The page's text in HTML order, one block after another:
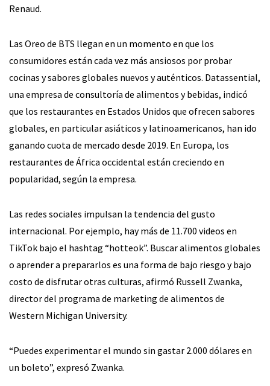
Renaud.
Las Oreo de BTS llegan en un momento en que los
consumidores están cada vez más ansiosos por probar
cocinas y sabores globales nuevos y auténticos. Datassential,
una empresa de consultoría de alimentos y bebidas, indicó
que los restaurantes en Estados Unidos que ofrecen sabores
globales, en particular asiáticos y latinoamericanos, han ido
ganando cuota de mercado desde 2019. En Europa, los
restaurantes de África occidental están creciendo en
popularidad, según la empresa.
Las redes sociales impulsan la tendencia del gusto
internacional. Por ejemplo, hay más de 11.700 videos en
TikTok bajo el hashtag “hotteok”. Buscar alimentos globales
o aprender a prepararlos es una forma de bajo riesgo y bajo
costo de disfrutar otras culturas, afirmó Russell Zwanka,
director del programa de marketing de alimentos de
Western Michigan University.
“Puedes experimentar el mundo sin gastar 2.000 dólares en
un boleto”, expresó Zwanka.